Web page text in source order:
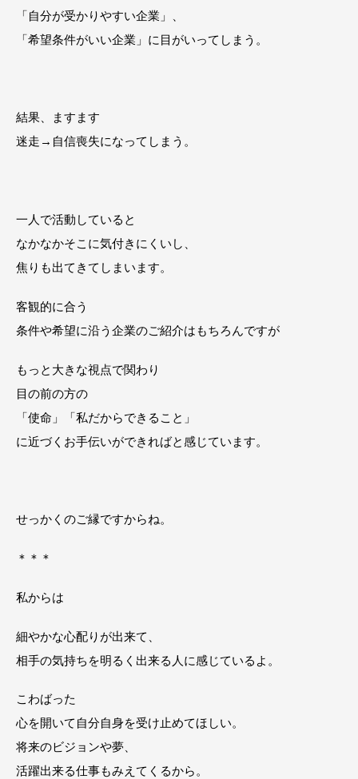
「自分が受かりやすい企業」、
「希望条件がいい企業」に目がいってしまう。
結果、ますます
迷走→自信喪失になってしまう。
一人で活動していると
なかなかそこに気付きにくいし、
焦りも出てきてしまいます。
客観的に合う
条件や希望に沿う企業のご紹介はもちろんですが
もっと大きな視点で関わり
目の前の方の
「使命」「私だからできること」
に近づくお手伝いができればと感じています。
せっかくのご縁ですからね。
＊＊＊
私からは
細やかな心配りが出来て、
相手の気持ちを明るく出来る人に感じているよ。
こわばった
心を開いて自分自身を受け止めてほしい。
将来のビジョンや夢、
活躍出来る仕事もみえてくるから。